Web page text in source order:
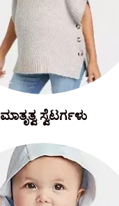
ಮಾತೃತ್ವ ಸ್ವೆಟರ್ಗಳು